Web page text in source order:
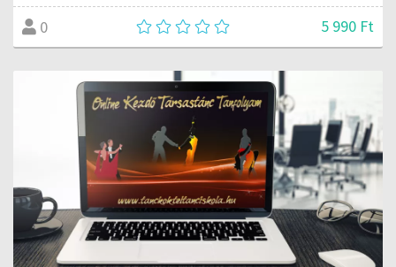
0 5 990 Ft